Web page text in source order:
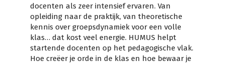
docenten als zeer intensief ervaren. Van
opleiding naar de praktijk, van theoretische
kennis over groepsdynamiek voor een volle
klas… dat kost veel energie. HUMUS helpt
startende docenten op het pedagogische vlak.
Hoe creëer je orde in de klas en hoe bewaar je